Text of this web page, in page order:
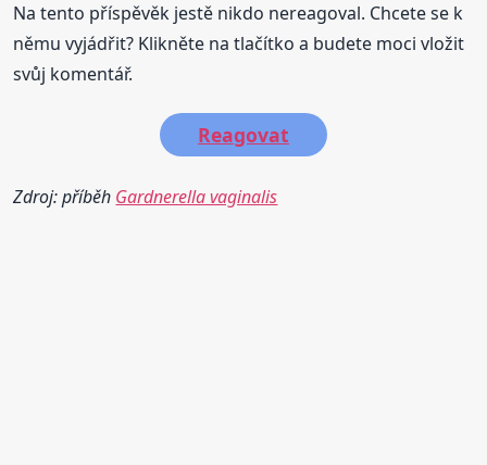
Na tento příspěvěk jestě nikdo nereagoval. Chcete se k
němu vyjádřit? Klikněte na tlačítko a budete moci vložit
svůj komentář.
Reagovat
Zdroj: příběh Gardnerella vaginalis